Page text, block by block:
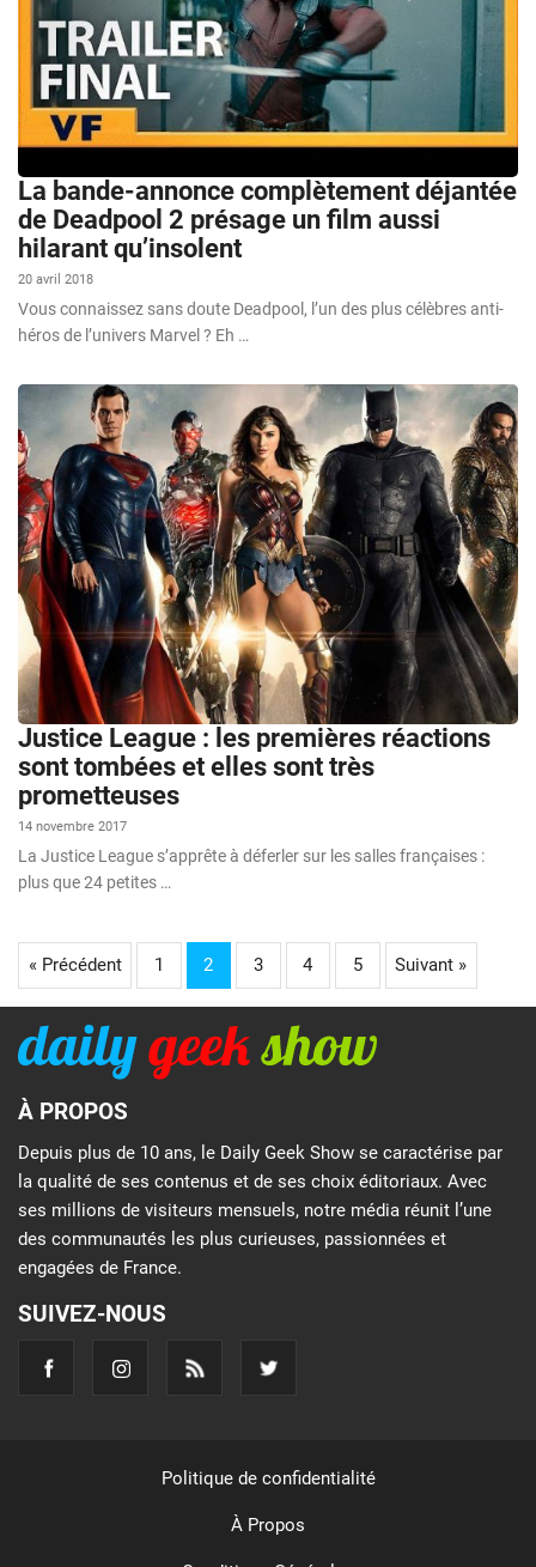
La bande-annonce complètement déjantée
de Deadpool 2 présage un film aussi
hilarant qu’insolent
20 avril 2018
Vous connaissez sans doute Deadpool, l’un des plus célèbres anti-
héros de l’univers Marvel ? Eh …
Justice League : les premières réactions
sont tombées et elles sont très
prometteuses
14 novembre 2017
La Justice League s’apprête à déferler sur les salles françaises :
plus que 24 petites …
« Précédent 1 2 3 4 5 Suivant »
À PROPOS
Depuis plus de 10 ans, le Daily Geek Show se caractérise par
la qualité de ses contenus et de ses choix éditoriaux. Avec
ses millions de visiteurs mensuels, notre média réunit l’une
des communautés les plus curieuses, passionnées et
engagées de France.
SUIVEZ-NOUS
Politique de confidentialité
À Propos